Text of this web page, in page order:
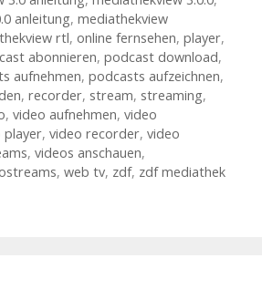
anleitung, mediathekview
rtl, online fernsehen, player,
abonnieren, podcast download,
aufnehmen, podcasts aufzeichnen,
, recorder, stream, streaming,
, video aufnehmen, video
player, video recorder, video
, videos anschauen,
, web tv, zdf, zdf mediathek